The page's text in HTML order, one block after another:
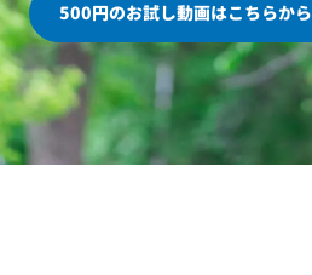
500円のお試し動画はこちらから